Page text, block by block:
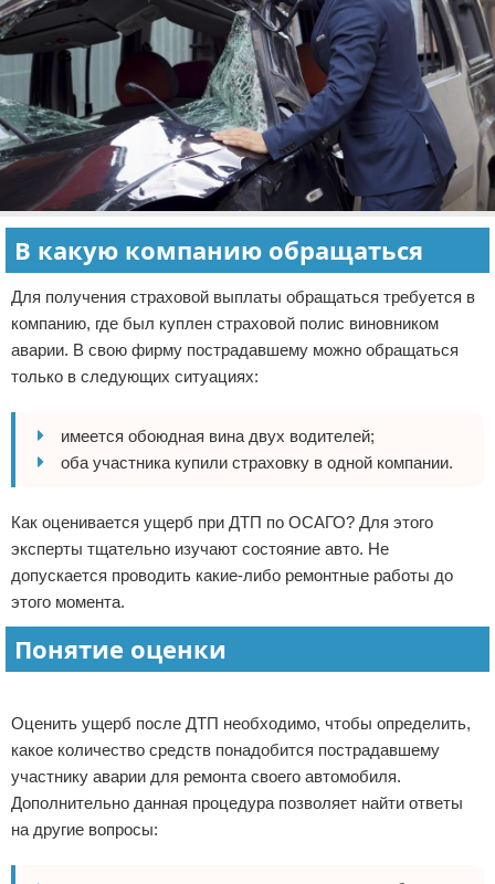
В какую компанию обращаться
Для получения страховой выплаты обращаться требуется в
компанию, где был куплен страховой полис виновником
аварии. В свою фирму пострадавшему можно обращаться
только в следующих ситуациях:
имеется обоюдная вина двух водителей;
оба участника купили страховку в одной компании.
Как оценивается ущерб при ДТП по ОСАГО? Для этого
эксперты тщательно изучают состояние авто. Не
допускается проводить какие-либо ремонтные работы до
этого момента.
Понятие оценки
Оценить ущерб после ДТП необходимо, чтобы определить,
какое количество средств понадобится пострадавшему
участнику аварии для ремонта своего автомобиля.
Дополнительно данная процедура позволяет найти ответы
на другие вопросы: